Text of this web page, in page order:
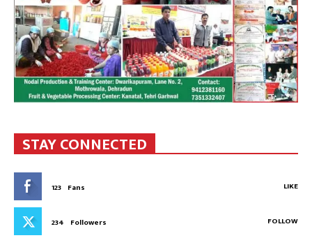
STAY CONNECTED
123 Fans LIKE
234 Followers FOLLOW